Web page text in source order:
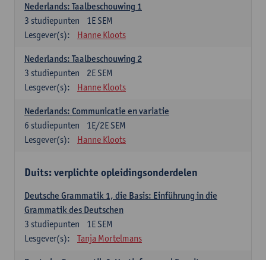
Nederlands: Taalbeschouwing 1
1E SEM
3 studiepunten
Lesgever(s):
Hanne Kloots
Nederlands: Taalbeschouwing 2
2E SEM
3 studiepunten
Lesgever(s):
Hanne Kloots
Nederlands: Communicatie en variatie
1E/2E SEM
6 studiepunten
Lesgever(s):
Hanne Kloots
Duits: verplichte opleidingsonderdelen
Deutsche Grammatik 1, die Basis: Einführung in die
Grammatik des Deutschen
1E SEM
3 studiepunten
Lesgever(s):
Tanja Mortelmans